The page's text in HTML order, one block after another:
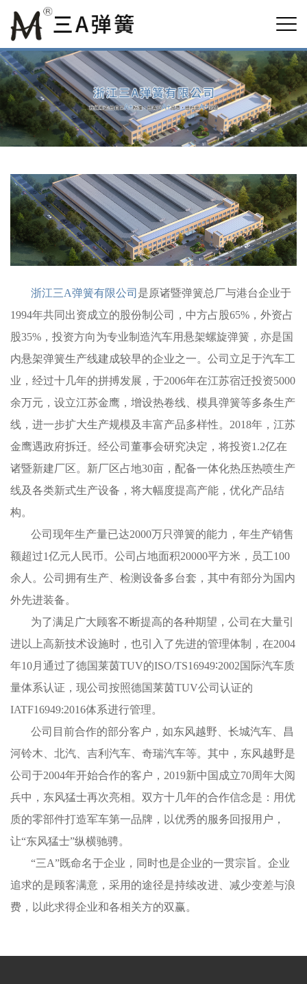
浙江三A弹簧有限公司 是原诸暨弹簧总厂与港台企业于
1994年共同出资成立的股份制公司，中方占股65%，外资占
股35%，投资方向为专业制造汽车用悬架螺旋弹簧，亦是国
内悬架弹簧生产线建成较早的企业之一。公司立足于汽车工
业，经过十几年的拼搏发展，于2006年在江苏宿迁投资5000
余万元，设立江苏金鹰，增设热卷线、模具弹簧等多条生产
线，进一步扩大生产规模及丰富产品多样性。2018年，江苏
金鹰遇政府拆迁。经公司董事会研究决定，将投资1.2亿在
诸暨新建厂区。新厂区占地30亩，配备一体化热压热喷生产
线及各类新式生产设备，将大幅度提高产能，优化产品结
构。
公司现年生产量已达2000万只弹簧的能力，年生产销售
额超过1亿元人民币。公司占地面积20000平方米，员工100
余人。公司拥有生产、检测设备多台套，其中有部分为国内
外先进装备。
为了满足广大顾客不断提高的各种期望，公司在大量引
进以上高新技术设施时，也引入了先进的管理体制，在2004
年10月通过了德国莱茵TUV的ISO/TS16949∶2002国际汽车质
量体系认证，现公司按照德国莱茵TUV公司认证的
IATF16949:2016体系进行管理。
公司目前合作的部分客户，如东风越野、长城汽车、昌
河铃木、北汽、吉利汽车、奇瑞汽车等。其中，东风越野是
公司于2004年开始合作的客户，2019新中国成立70周年大阅
兵中，东风猛士再次亮相。双方十几年的合作信念是：用优
质的零部件打造军车第一品牌，以优秀的服务回报用户，
让“东风猛士”纵横驰骋。
“三A”既命名于企业，同时也是企业的一贯宗旨。企业
追求的是顾客满意，采用的途径是持续改进、减少变差与浪
费，以此求得企业和各相关方的双赢。